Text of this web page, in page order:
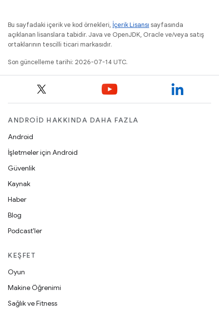
Bu sayfadaki içerik ve kod örnekleri, İçerik Lisansı sayfasında
açıklanan lisanslara tabidir. Java ve OpenJDK, Oracle ve/veya satış
ortaklarının tescilli ticari markasıdır.
Son güncelleme tarihi: 2026-07-14 UTC.
ANDROID HAKKINDA DAHA FAZLA
Android
İşletmeler için Android
Güvenlik
Kaynak
Haber
Blog
Podcast'ler
KEŞFET
Oyun
Makine Öğrenimi
Sağlık ve Fitness